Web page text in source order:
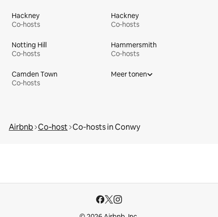
Hackney
Co‑hosts
Hackney
Co‑hosts
Notting Hill
Co‑hosts
Hammersmith
Co‑hosts
Camden Town
Co‑hosts
Meer tonen
Airbnb Co‑host Co‑hosts in Conwy